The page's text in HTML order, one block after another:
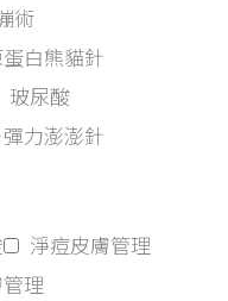
術
白熊貓針
玻尿酸
力澎澎針
淨痘皮膚管理
理